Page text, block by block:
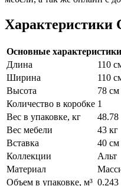
Характеристики
Основные характеристики
Длина
110
Ширина
110
Высота
78 см
Количество в коробке 1
Вес в упаковке, кг
48.78
Вес мебели
43 кг
Вставка
40 см
Коллекции
Альт
Материал
Объем в упаковке, м³ 0.243